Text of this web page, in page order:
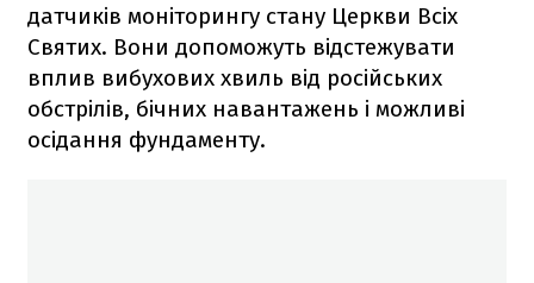
датчиків моніторингу стану Церкви Всіх
Святих. Вони допоможуть відстежувати
вплив вибухових хвиль від російських
обстрілів, бічних навантажень і можливі
осідання фундаменту.